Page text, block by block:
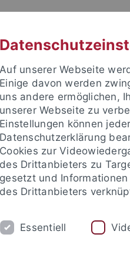
Brasilien-
Auf unserer Webseite
Einige davon werden
uns andere ermöglichen,
unserer Webseite zu
Einstellungen können
Datenschutzerklärung
Cookies zur
des Drittanbieters zu
gesetzt und
des Drittanbieters
Essentiell